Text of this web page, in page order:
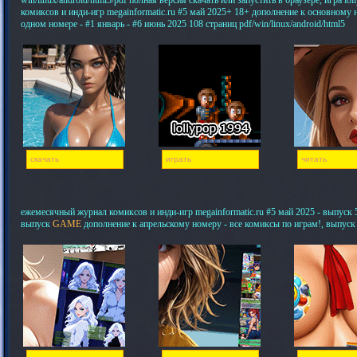
комиксов и инди-игр megainformatic.ru #5 май 2025+ 18+ дополнение к основному
одном номере - #1 январь - #6 июнь 2025 108 страниц pdf/win/linux/android/html5
скачать играть читать
ежемесячный журнал комиксов и инди-игр megainformatic.ru #5 май 2025 - выпуск
выпуск GAME дополнение к апрельскому номеру - все комиксы по играм!,